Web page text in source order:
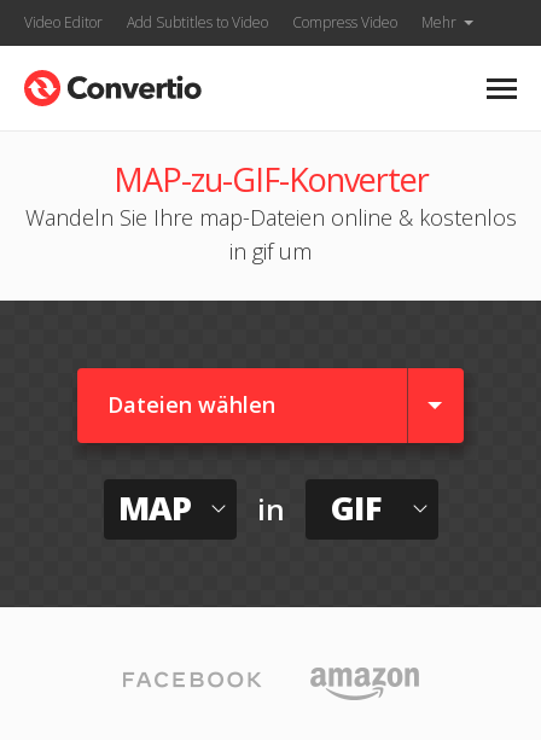
Video Editor Add Subtitles to Video Compress Video Mehr
MAP-zu-GIF-Konverter
Wandeln Sie Ihre map-Dateien online & kostenlos
in gif um
Dateien wählen
MAP in GIF